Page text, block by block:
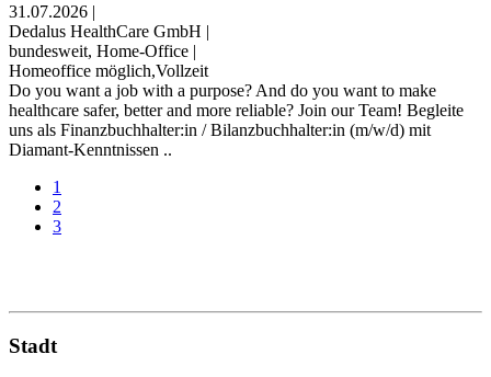
31.07.2026 |
Dedalus HealthCare GmbH |
bundesweit, Home-Office |
Homeoffice möglich,Vollzeit
Do you want a job with a purpose? And do you want to make
healthcare safer, better and more reliable? Join our Team! Begleite
uns als Finanzbuchhalter:in / Bilanzbuchhalter:in (m/w/d) mit
Diamant-Kenntnissen ..
1
2
3
Stadt